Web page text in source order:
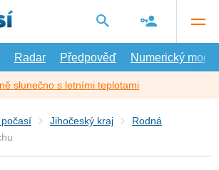
Radar Předpověď Numerický model
slunečno s letními teplotami
Jihočeský kraj
Rodná